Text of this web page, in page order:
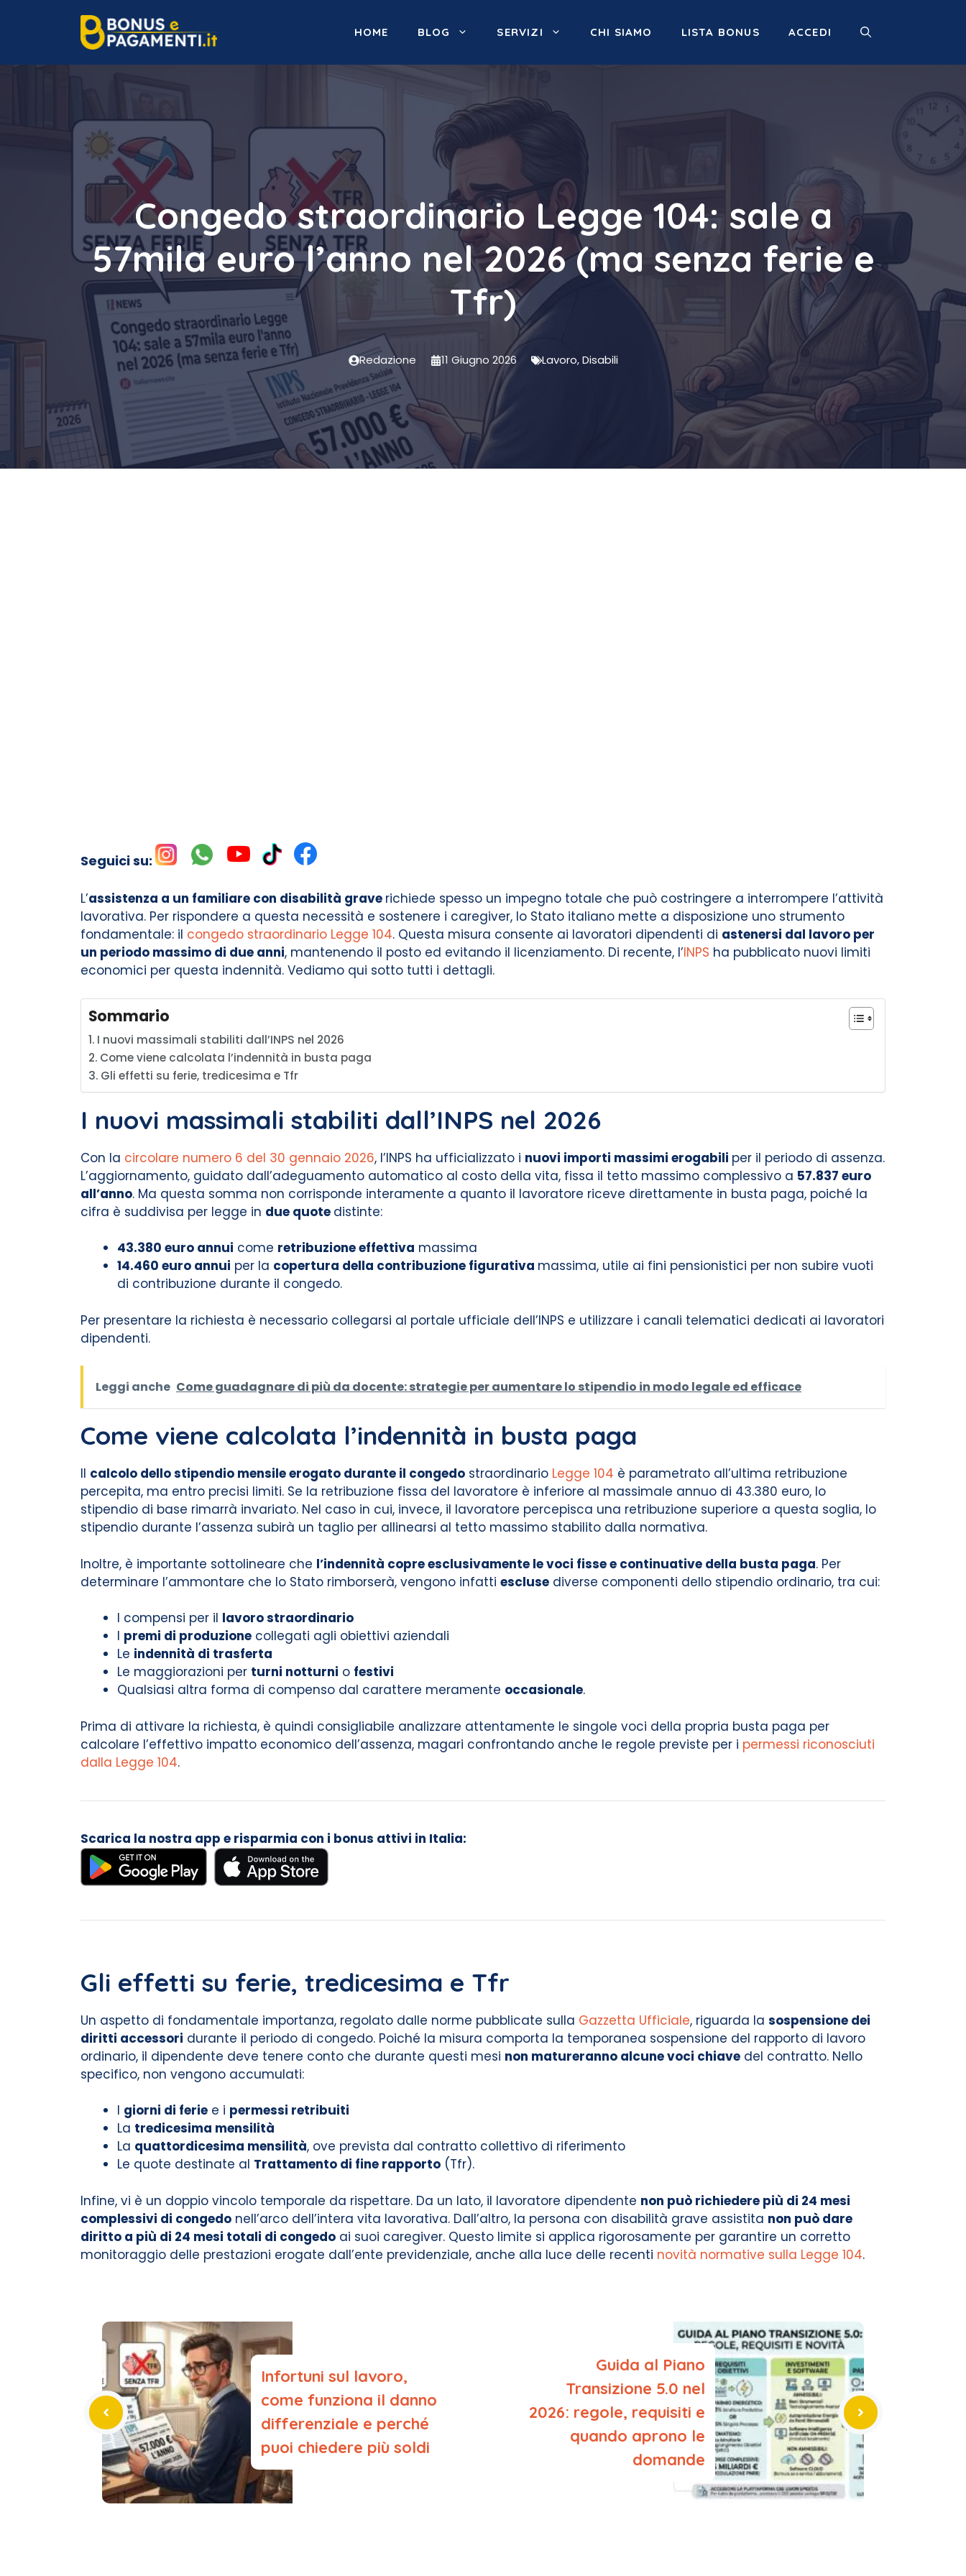
HOME BLOG SERVIZI CHI SIAMO LISTA BONUS ACCEDI
Congedo straordinario Legge 104: sale a
57mila euro l’anno nel 2026 (ma senza ferie e
Tfr)
Redazione 11 Giugno 2026 Lavoro,Disabili
Seguici su:
L’assistenza a un familiare con disabilità grave richiede spesso un impegno totale che può costringere a interrompere l’attività
lavorativa. Per rispondere a questa necessità e sostenere i caregiver, lo Stato italiano mette a disposizione uno strumento
fondamentale: il congedo straordinario Legge 104. Questa misura consente ai lavoratori dipendenti di astenersi dal lavoro per
un periodo massimo di due anni, mantenendo il posto ed evitando il licenziamento. Di recente, l’INPS ha pubblicato nuovi limiti
economici per questa indennità. Vediamo qui sotto tutti i dettagli.
Sommario
I nuovi massimali stabiliti dall’INPS nel 2026
Come viene calcolata l’indennità in busta paga
Gli effetti su ferie, tredicesima e Tfr
I nuovi massimali stabiliti dall’INPS nel 2026
Con la circolare numero 6 del 30 gennaio 2026, l’INPS ha ufficializzato i nuovi importi massimi erogabili per il periodo di assenza.
L’aggiornamento, guidato dall’adeguamento automatico al costo della vita, fissa il tetto massimo complessivo a 57.837 euro
all’anno. Ma questa somma non corrisponde interamente a quanto il lavoratore riceve direttamente in busta paga, poiché la
cifra è suddivisa per legge in due quote distinte:
43.380 euro annui come retribuzione effettiva massima
14.460 euro annui per la copertura della contribuzione figurativa massima, utile ai fini pensionistici per non subire vuoti
di contribuzione durante il congedo.
Per presentare la richiesta è necessario collegarsi al portale ufficiale dell’INPS e utilizzare i canali telematici dedicati ai lavoratori
dipendenti.
Leggi anche Come guadagnare di più da docente: strategie per aumentare lo stipendio in modo legale ed efficace
Come viene calcolata l’indennità in busta paga
Il calcolo dello stipendio mensile erogato durante il congedo straordinario Legge 104 è parametrato all’ultima retribuzione
percepita, ma entro precisi limiti. Se la retribuzione fissa del lavoratore è inferiore al massimale annuo di 43.380 euro, lo
stipendio di base rimarrà invariato. Nel caso in cui, invece, il lavoratore percepisca una retribuzione superiore a questa soglia, lo
stipendio durante l’assenza subirà un taglio per allinearsi al tetto massimo stabilito dalla normativa.
Inoltre, è importante sottolineare che l’indennità copre esclusivamente le voci fisse e continuative della busta paga. Per
determinare l’ammontare che lo Stato rimborserà, vengono infatti escluse diverse componenti dello stipendio ordinario, tra cui:
I compensi per il lavoro straordinario
I premi di produzione collegati agli obiettivi aziendali
Le indennità di trasferta
Le maggiorazioni per turni notturni o festivi
Qualsiasi altra forma di compenso dal carattere meramente occasionale.
Prima di attivare la richiesta, è quindi consigliabile analizzare attentamente le singole voci della propria busta paga per
calcolare l’effettivo impatto economico dell’assenza, magari confrontando anche le regole previste per i permessi riconosciuti
dalla Legge 104.
Scarica la nostra app e risparmia con i bonus attivi in Italia:
Gli effetti su ferie, tredicesima e Tfr
Un aspetto di fondamentale importanza, regolato dalle norme pubblicate sulla Gazzetta Ufficiale, riguarda la sospensione dei
diritti accessori durante il periodo di congedo. Poiché la misura comporta la temporanea sospensione del rapporto di lavoro
ordinario, il dipendente deve tenere conto che durante questi mesi non matureranno alcune voci chiave del contratto. Nello
specifico, non vengono accumulati:
I giorni di ferie e i permessi retribuiti
La tredicesima mensilità
La quattordicesima mensilità, ove prevista dal contratto collettivo di riferimento
Le quote destinate al Trattamento di fine rapporto (Tfr).
Infine, vi è un doppio vincolo temporale da rispettare. Da un lato, il lavoratore dipendente non può richiedere più di 24 mesi
complessivi di congedo nell’arco dell’intera vita lavorativa. Dall’altro, la persona con disabilità grave assistita non può dare
diritto a più di 24 mesi totali di congedo ai suoi caregiver. Questo limite si applica rigorosamente per garantire un corretto
monitoraggio delle prestazioni erogate dall’ente previdenziale, anche alla luce delle recenti novità normative sulla Legge 104.
Infortuni sul lavoro,
come funziona il danno
differenziale e perché
puoi chiedere più soldi
Guida al Piano
Transizione 5.0 nel
2026: regole, requisiti e
quando aprono le
domande